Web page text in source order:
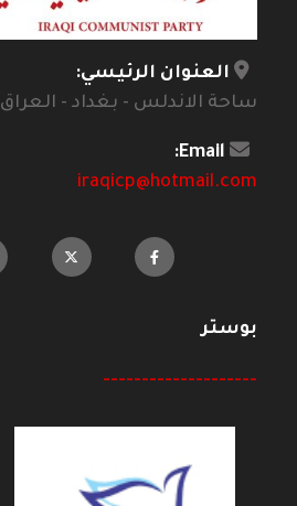
العنوان الرئيسي:
ساحة الاندلس - بغداد - العراق
Email:
iraqicp@hotmail.com
بوستر
--------------------